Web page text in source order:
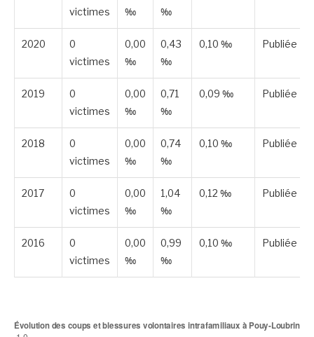
victimes
‰
‰
2020
0
victimes
0,00
‰
0,43
‰
0,10 ‰ Publiée
2019
0
victimes
0,00
‰
0,71
‰
0,09 ‰ Publiée
2018
0
victimes
0,00
‰
0,74
‰
0,10 ‰ Publiée
2017
0
victimes
0,00
‰
1,04
‰
0,12 ‰ Publiée
2016
0
victimes
0,00
‰
0,99
‰
0,10 ‰ Publiée